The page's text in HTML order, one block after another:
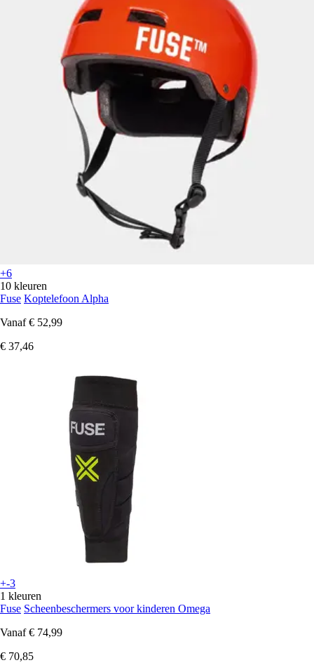
+6
10 kleuren
Fuse Koptelefoon Alpha
Vanaf € 52,99
€ 37,46
+-3
1 kleuren
Fuse Scheenbeschermers voor kinderen Omega
Vanaf € 74,99
€ 70,85